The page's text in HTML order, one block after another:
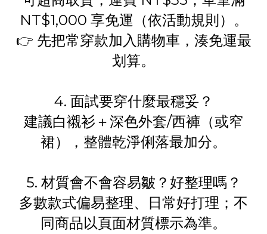
NT$1,000 享免運（依活動規則）。
👉 先把常穿款加入購物車，湊免運最
划算。
4. 面試要穿什麼最穩妥？
建議白襯衫＋深色外套/西褲（或窄
裙），整體乾淨俐落最加分。
5. 材質會不會容易皺？好整理嗎？
多數款式偏易整理、日常好打理；不
同商品以頁面材質標示為準。